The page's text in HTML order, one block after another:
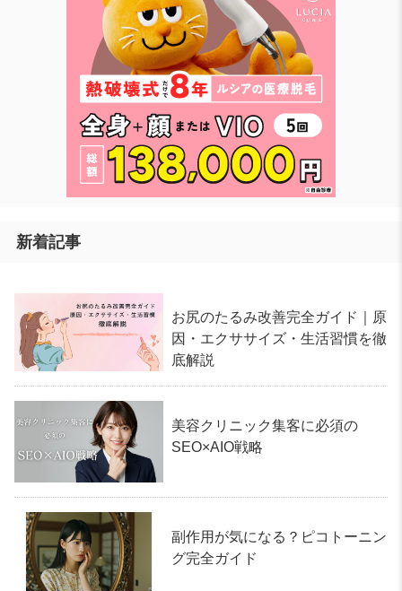
新着記事
お尻のたるみ改善完全ガイド｜原
因・エクササイズ・生活習慣を徹
底解説
美容クリニック集客に必須の
SEO×AIO戦略
副作用が気になる？ピコトーニン
グ完全ガイド